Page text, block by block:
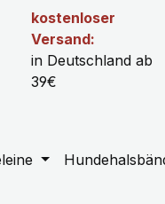
kostenloser
Versand:
in Deutschland ab
39€